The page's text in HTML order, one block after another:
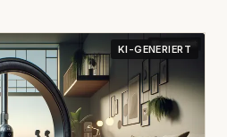
KI-GENERIERT